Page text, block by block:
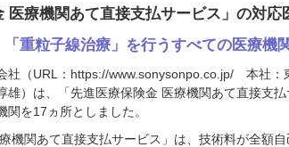
医療機関あて直接支払サービス」の対応
「重粒子線治療」を行うすべての医療機
社（URL：https://www.sonysonpo.co.jp/ 本社
）は、「先進医療保険金 医療機関あて直接支
関を17ヵ所としました。
機関あて直接支払サービス」は、技術料が全額